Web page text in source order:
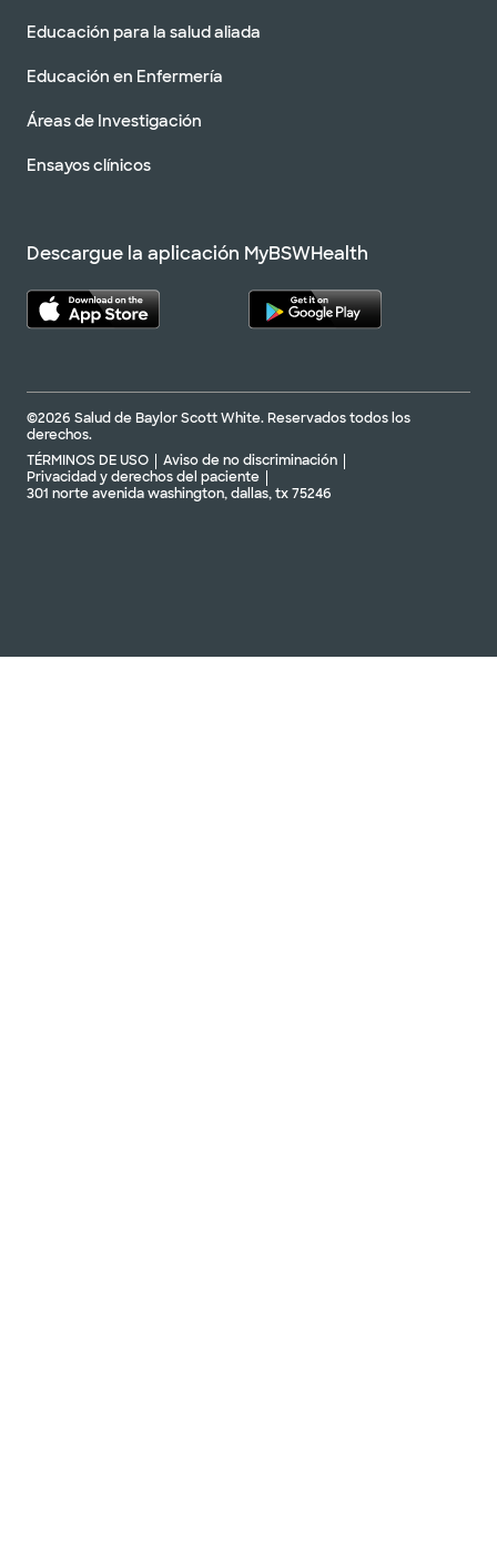
Educación para la salud aliada
Educación en Enfermería
Áreas de Investigación
Ensayos clínicos
Descargue la aplicación MyBSWHealth
©2026 Salud de Baylor Scott White. Reservados todos los
derechos.
TÉRMINOS DE USO
Aviso de no discriminación
Privacidad y derechos del paciente
301 norte avenida washington, dallas, tx 75246